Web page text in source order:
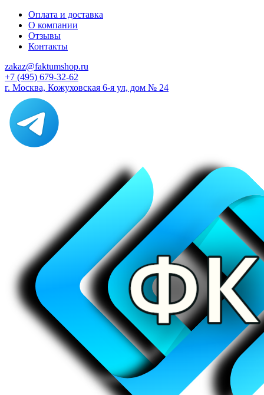
Оплата и доставка
О компании
Отзывы
Контакты
zakaz@faktumshop.ru
+7 (495) 679-32-62
г. Москва, Кожуховская 6-я ул, дом № 24